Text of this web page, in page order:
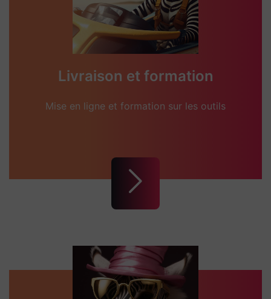
Livraison et formation
Mise en ligne et formation sur les outils